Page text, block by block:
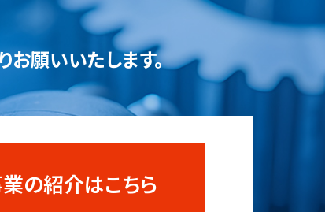
お願いいたします。
の紹介はこちら